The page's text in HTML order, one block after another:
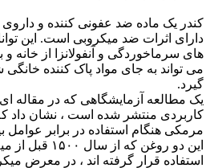
کندر یک ماده ضد عفونی کننده و
دارای اثرات ضد میکروبی است. این
های سرماخوردگی و آنفولانزا از خانه
می تواند به جای مواد پاک کننده خانگی
گیرد.
یک مطالعه آزمایشگاهی که در مقاله ای
کاربردی منتشر شده است ، نشان داد
مرمکی هنگام استفاده در برابر عوامل
این دو روغن که
استفاده قرار گرفته اند ، در معرض